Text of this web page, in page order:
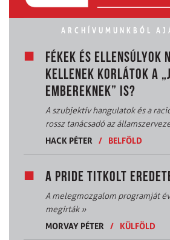
ARCHÍVUMUNKBÓL
FÉKEK ÉS ELLENSÚLYOK
KELLENEK KORLÁTOK A
EMBEREKNEK” IS?
A szubjektív hangulatok és a
rossz tanácsadó az
HACK PÉTER
/ BELFÖLD
A PRIDE TITKOLT
A melegmozgalom programját
megírták»
MORVAY PÉTER
/ KÜLFÖLD